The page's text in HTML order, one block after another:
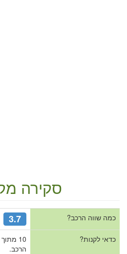
סקירה
כמה שווה הרכב? 3.7
כדאי לקנות?
הרכב.